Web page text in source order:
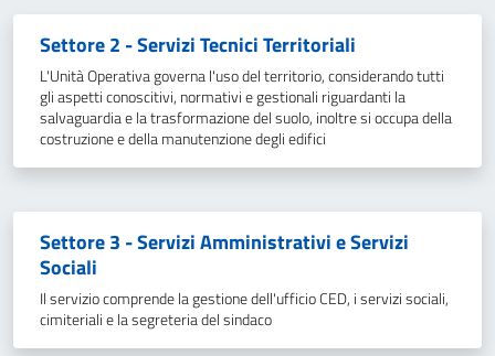
Settore 2 - Servizi Tecnici Territoriali
L'Unità Operativa governa l'uso del territorio, considerando tutti
gli aspetti conoscitivi, normativi e gestionali riguardanti la
salvaguardia e la trasformazione del suolo, inoltre si occupa della
costruzione e della manutenzione degli edifici
Settore 3 - Servizi Amministrativi e Servizi
Sociali
Il servizio comprende la gestione dell'ufficio CED, i servizi sociali,
cimiteriali e la segreteria del sindaco